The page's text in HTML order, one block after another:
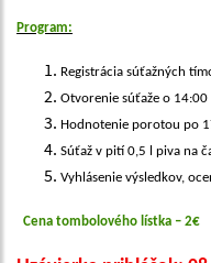
Program:
Registrácia súťažných
Otvorenie súťaže o 14:00
Hodnotenie porotou po
Súťaž v pití 0,5 l piva na
Vyhlásenie výsledkov,
Cena tombolového lístka – 2€